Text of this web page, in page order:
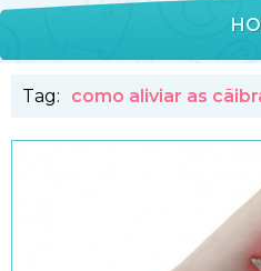
Tag: como aliviar as